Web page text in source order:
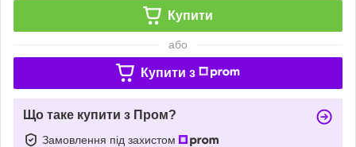
Купити
або
Купити з
Що таке купити з Пром?
Замовлення під захистом